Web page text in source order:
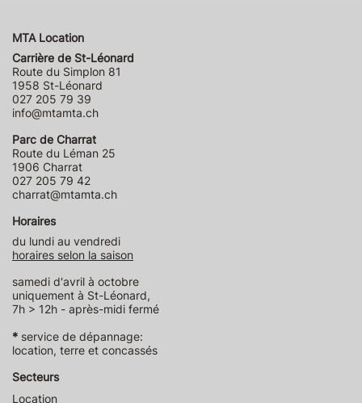
MTA Location
Carrière de St-Léonard
Route du Simplon 81
1958 St-Léonard
027 205 79 39
info@mtamta.ch
Parc de Charrat
Route du Léman 25
1906 Charrat
027 205 79 42
charrat@mtamta.ch
Horaires
du lundi au vendredi
horaires selon la saison
samedi d'avril à octobre
uniquement à St-Léonard,
7h > 12h - après-midi fermé
* service de dépannage:
location, terre et concassés
Secteurs
Location